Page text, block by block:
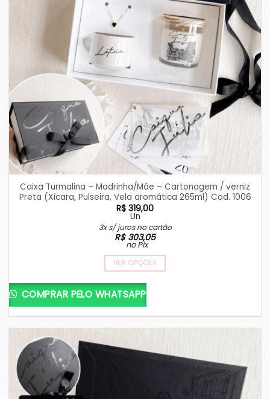
Caixa Turmalina – Madrinha/Mãe – Cartonagem / verniz
Preta (Xícara, Pulseira, Vela aromática 265ml) Cod. 1006
R$ 319,00
Un
3x s/ juros no cartão
R$303,05
no Pix
VER OPÇÕES
COMPRAR PELO WHATSAPP